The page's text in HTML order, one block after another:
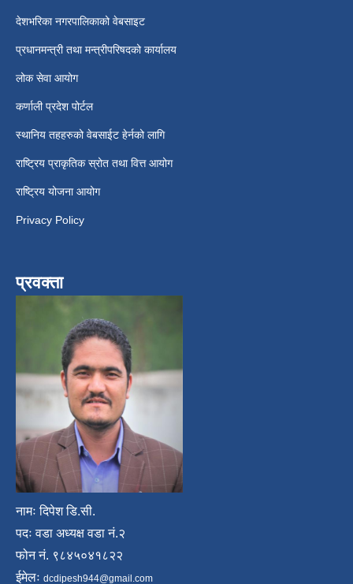
देशभरिका नगरपालिकाको वेबसाइट
प्रधानमन्त्री तथा मन्त्रीपरिषदको कार्यालय
लोक सेवा आयोग
कर्णाली प्रदेश पोर्टल
स्थानिय तहहरुको वेबसाईट हेर्नको लागि
राष्ट्रिय प्राकृतिक स्रोत तथा वित्त आयोग
राष्ट्रिय योजना आयोग
Privacy Policy
प्रवक्ता
नामः दिपेश डि.सी.
पदः वडा अध्यक्ष वडा नं.२
फोन नं. ९८४५०४१८२२
ईमेलः dcdipesh944@gmail.com